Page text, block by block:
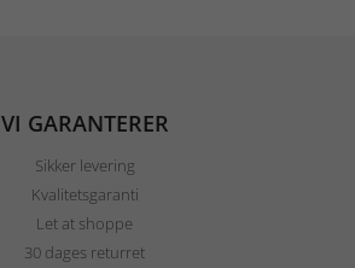
VI GARANTERER
Sikker levering
Kvalitetsgaranti
Let at shoppe
30 dages returret